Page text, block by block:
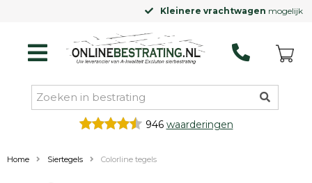
Kleinere vrachtwagenmogelijk
946 waarderingen
Home Siertegels Colorline tegels